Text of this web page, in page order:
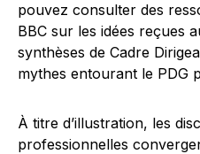
pouvez consulter des
BBC sur les idées reçues
synthèses de Cadre
mythes entourant le PDG
À titre d’illustration, les
professionnelles